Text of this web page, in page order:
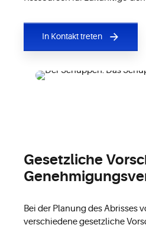
In Kontakt treten
Gesetzliche
Bei der Planung des Abrisses
verschiedene gesetzliche